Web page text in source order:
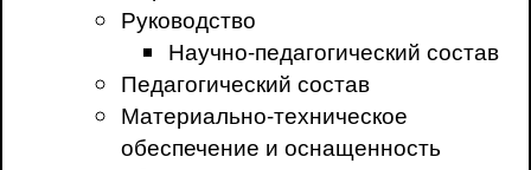
Руководство
Научно-педагогический состав
Педагогический состав
Материально-техническое
обеспечение и оснащенность